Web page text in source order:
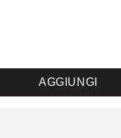
AGGIUNGI